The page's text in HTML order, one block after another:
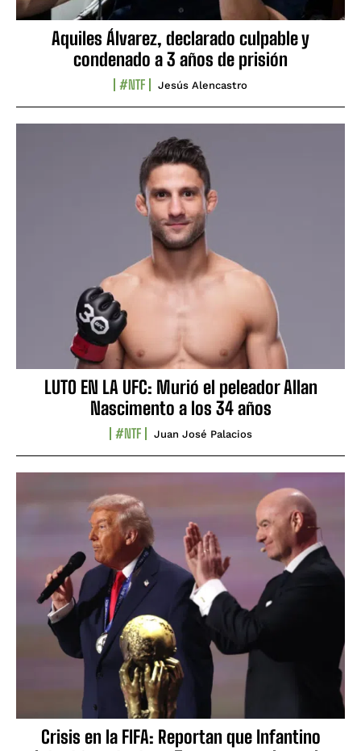
Aquiles Álvarez, declarado culpable y
condenado a 3 años de prisión
#NTF Jesús Alencastro
LUTO EN LA UFC: Murió el peleador Allan
Nascimento a los 34 años
#NTF Juan José Palacios
Crisis en la FIFA: Reportan que Infantino